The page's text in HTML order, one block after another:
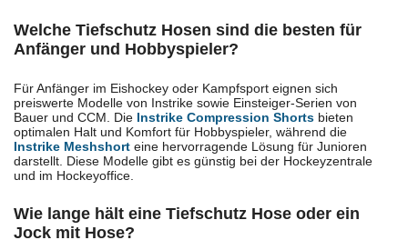
Welche Tiefschutz Hosen sind die besten für
Anfänger und Hobbyspieler?
Für Anfänger im Eishockey oder Kampfsport eignen sich
preiswerte Modelle von Instrike sowie Einsteiger-Serien von
Bauer und CCM. Die Instrike Compression Shorts bieten
optimalen Halt und Komfort für Hobbyspieler, während die
Instrike Meshshort eine hervorragende Lösung für Junioren
darstellt. Diese Modelle gibt es günstig bei der Hockeyzentrale
und im Hockeyoffice.
Wie lange hält eine Tiefschutz Hose oder ein
Jock mit Hose?